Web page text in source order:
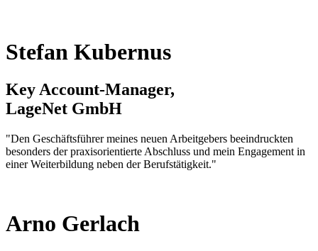
Stefan Kubernus
Key Account-Manager,
LageNet GmbH
"Den Geschäftsführer meines neuen Arbeitgebers beeindruckten
besonders der praxisorientierte Abschluss und mein Engagement in
einer Weiterbildung neben der Berufstätigkeit."
Arno Gerlach